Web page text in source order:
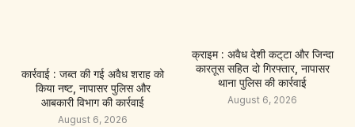
कार्रवाई : जब्त की गई अवैध शराह को
किया नष्ट, नापासर पुलिस और
आबकारी विभाग की कार्रवाई
August 6, 2026
क्राइम : अवैध देशी कट्‌टा और जिन्दा
कारतूस सहित दो गिरफ्तार, नापासर
थाना पुलिस की कार्रवाई
August 6, 2026